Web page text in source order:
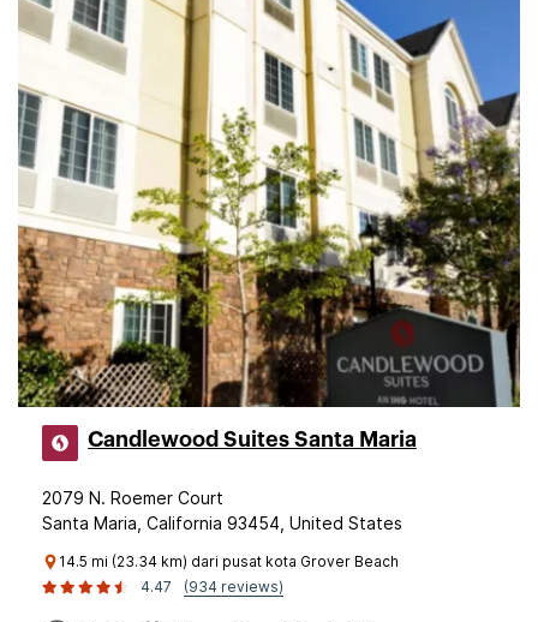
Candlewood Suites Santa Maria
2079 N. Roemer Court
Santa Maria, California 93454, United States
14.5 mi (23.34 km) dari pusat kota Grover Beach
4.47
(934 reviews)